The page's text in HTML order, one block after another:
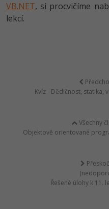
VB.NET, si procvičíme
lekcí.
Kvíz - Dědičnost, statika,
Všechny
Objektově orientované
Řešené úlohy k 11.